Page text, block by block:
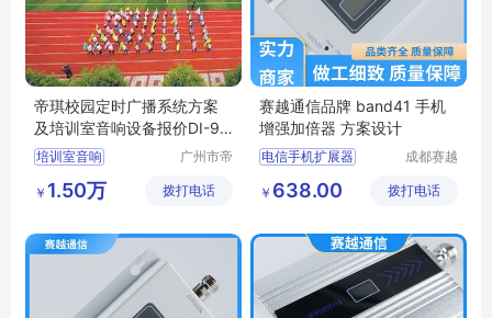
帝琪校园定时广播系统方案
及培训室音响设备报价DI-98
07
培训室音响
学校公共广播
广播系统的方案
广州市帝
技有限公
￥ 1.50万 拨打电话
赛越通信品牌 band41 手机
增强加倍器 方案设计
电信手机扩展器
4G手机信号加强器
联通信号加强器
成都赛越
有限公司
￥ 638.00 拨打电话